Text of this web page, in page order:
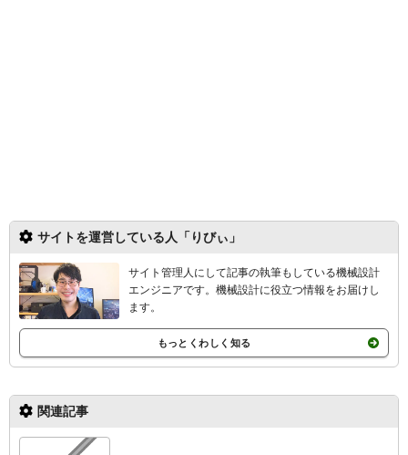
関連記事
サイトを運営している人「りびぃ」
サイト管理人にして記事の執筆もしている機械設計
エンジニアです。機械設計に役立つ情報をお届けし
ます。
もっとくわしく知る